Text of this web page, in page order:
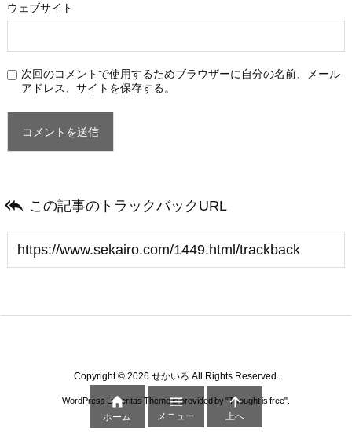
ウェブサイト
次回のコメントで使用するためブラウザーに自分の名前、メール
アドレス、サイトを保存する。
 この記事のトラックバックURL
Copyright © 2026 せかいろ All Rights Reserved.
WordPress Luxeritas Theme is provided by "Thought is free".

ホーム

メニュー

上へ